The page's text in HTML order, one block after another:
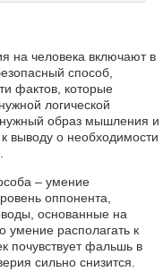
на человека включают в
способ,
фактов, которые
логической
нужный образ мышления и
выводу о необходимости
– умение
оппонента,
основанные на
умение располагать к
почувствует фальшь в
сильно снизится.